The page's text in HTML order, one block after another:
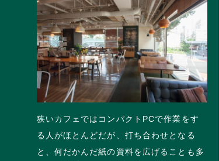
狭いカフェではコンパクトPCで作業をす
る人がほとんどだが、打ち合わせとなる
と、何だかんだ紙の資料を広げることも多